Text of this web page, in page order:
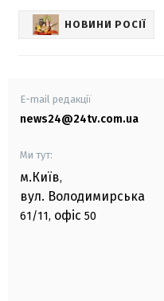
НОВИНИ РОСІЇ
E-mail редакції
news24@24tv.com.ua
Ми тут:
м.Київ,
вул. Володимирська
61/11, офіс 50